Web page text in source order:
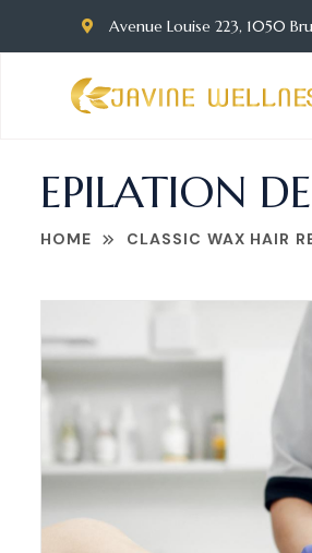
Avenue Louise 223, 1050
EPILATION
HOME CLASSIC WAX HAIR